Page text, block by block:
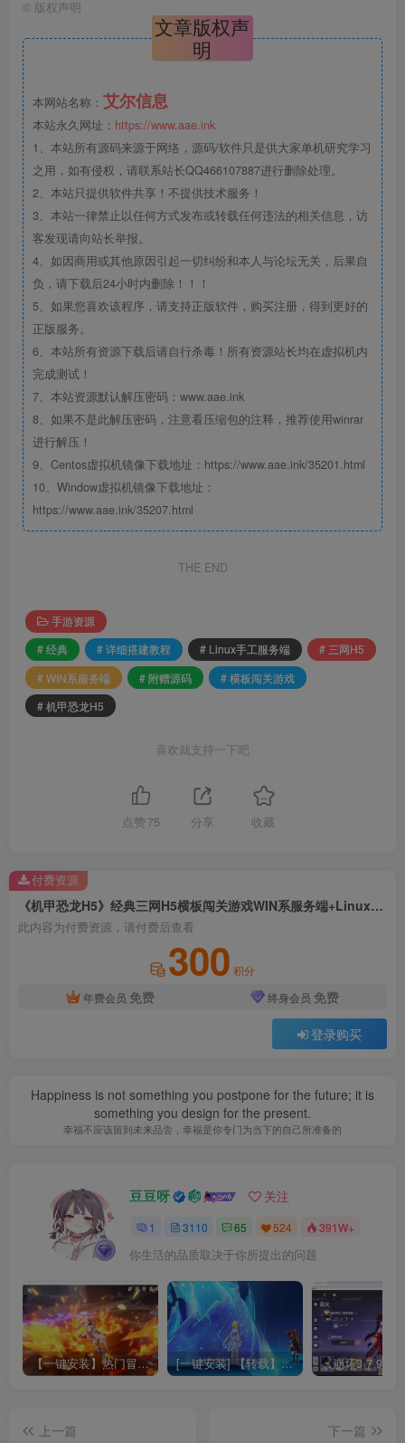
© 版权声明
文章版权声
明
本网站名称： 艾尔信息
本站永久网址： https://www.aae.ink
1、本站所有源码来源于网络，源码/软件只是供大家单机研究学习
之用，如有侵权，请联系站长QQ466107887进行删除处理。
2、本站只提供软件共享！不提供技术服务！
3、本站一律禁止以任何方式发布或转载任何违法的相关信息，访
客发现请向站长举报。
4、如因商用或其他原因引起一切纠纷和本人与论坛无关，后果自
负，请下载后24小时内删除！！！
5、如果您喜欢该程序，请支持正版软件，购买注册，得到更好的
正版服务。
6、本站所有资源下载后请自行杀毒！所有资源站长均在虚拟机内
完成测试！
7、本站资源默认解压密码：www.aae.ink
8、如果不是此解压密码，注意看压缩包的注释，推荐使用winrar
进行解压！
9、Centos虚拟机镜像下载地址：https://www.aae.ink/35201.html
10、Window虚拟机镜像下载地址：
https://www.aae.ink/35207.html
THE END
手游资源
# 经典
# 详细搭建教程 # Linux手工服务端
# 三网H5
# WIN系服务端
# 附赠源码
# 横板闯关游戏
# 机甲恐龙H5
喜欢就支持一下吧
点赞 75 分享 收藏
《机甲恐龙H5》经典三网H5横板闯关游戏WIN系服务端+Linux手工服务端+附赠源码+详细搭建教程
此内容为付费资源，请付费后查看
300 积分
年费会员 免费 终身会员 免费
登录购买
付费资源
Happiness is not something you postpone for the future; it is
something you design for the present.
幸福不应该留到未来品尝，幸福是你专门为当下的自己所准备的
豆豆呀 关注
1 3110 65 524 391W+
你生活的品质取决于你所提出的问题
【一键安装】热门冒险策略类游戏崩坏：星穹铁道全新2.3版本一键端+一键代理+一键启动+免虚拟机 [一键安装] 【转载】原神3.4真端服务端+源码+配套客户端+详尽说明+GM工具+源码说明文件
上一篇
下一篇